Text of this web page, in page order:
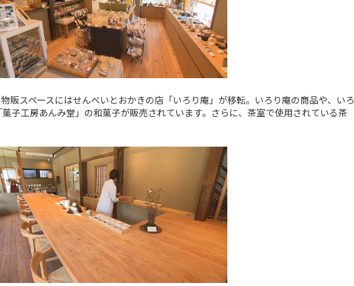
販スペースにはせんべいとおかきの店「いろり庵」が移転。いろり庵の商品や、いろ
子工房あんみ堂」の和菓子が販売されています。さらに、茶室で使用されている茶